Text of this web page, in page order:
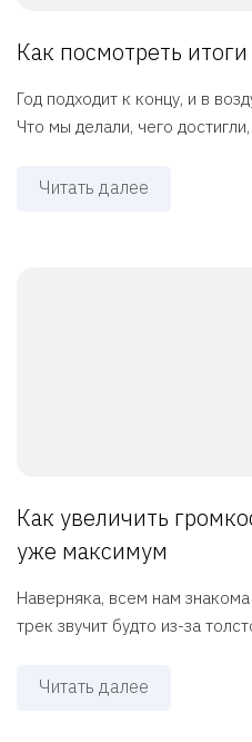
Как посмотреть
Год подходит к концу, и в
Что мы делали, чего достигли,
Читать далее
Как увеличить
уже максимум
Наверняка, всем нам
трек звучит будто из-за
Читать далее